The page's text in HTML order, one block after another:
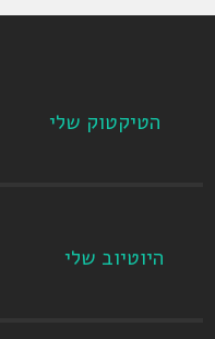
הטיקטוק שלי
היוטיוב שלי